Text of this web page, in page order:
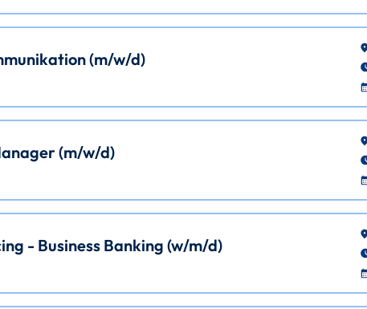
(m/w/d)
(m/w/d)
- Business Banking (w/m/d)